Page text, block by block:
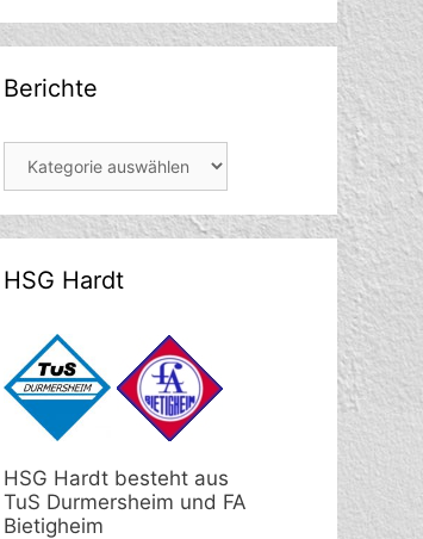
Berichte
HSG Hardt
HSG Hardt besteht aus
TuS Durmersheim und FA
Bietigheim